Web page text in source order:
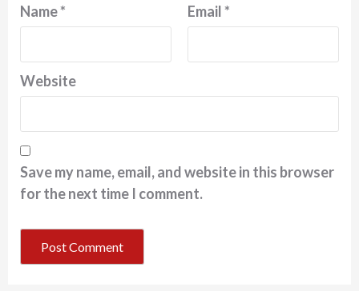
Name* Email*
Website
Save my name, email, and website in this browser
for the next time I comment.